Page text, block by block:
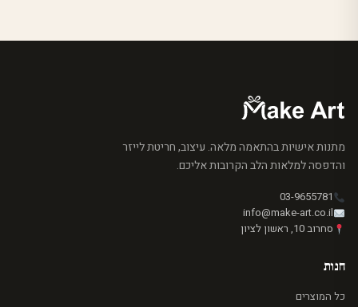
מתנות אישיות בהתאמה מלאה. עיצוב, חריטת לייזר
והדפסה למלאות הלב הקרובות אליכם.
03-9655781
info@make-art.co.il
סחרוב 10, ראשון לציון
חנות
כל המוצרים